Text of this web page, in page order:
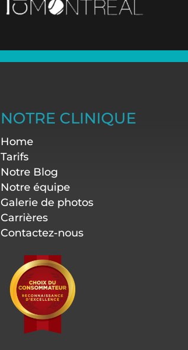
NOTRE CLINIQUE
Home
Tarifs
Notre Blog
Notre équipe
Galerie de photos
Carrières
Contactez-nous